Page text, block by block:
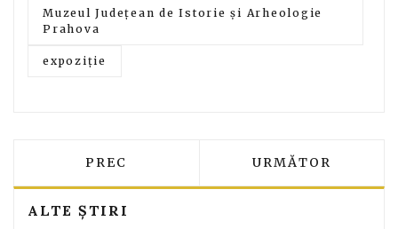
Muzeul Județean de Istorie și Arheologie
Prahova
expoziție
ARTICOL PRECEDENT: COLIZIUNE ÎN
PREC ARTICOLUL
URMĂTOR
ALTE ȘTIRI